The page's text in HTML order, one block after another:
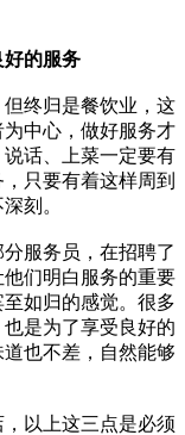
好的服务
终归是餐饮业，这
中心，做好服务才
话、上菜一定要有
只要有着这样周到
刻。
服务员，在招聘了
们明白服务的重要
如归的感觉。很多
是为了享受良好的
也不差，自然能够
以上这三点是必须